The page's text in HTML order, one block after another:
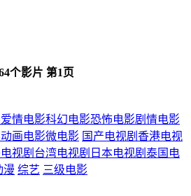
个影片 第1 页
爱情电影科幻电影恐怖电影剧情电影
动画电影微电影 国产电视剧 香港电视
视剧 台湾电视剧 日本电视剧 泰国电
漫 综艺 三级电影